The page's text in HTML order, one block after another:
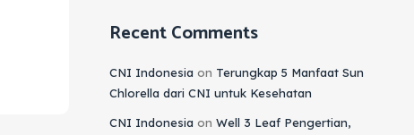
Recent Comments
CNI Indonesia on Terungkap 5 Manfaat Sun
Chlorella dari CNI untuk Kesehatan
CNI Indonesia on Well 3 Leaf Pengertian,